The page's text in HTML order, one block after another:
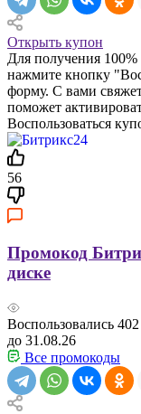
Открыть купон
Для получения
нажмите кнопку
форму. С вами
поможет
Воспользоваться
56
Промокод
диске
Воспользовались 402
до 31.08.26
Все промокоды